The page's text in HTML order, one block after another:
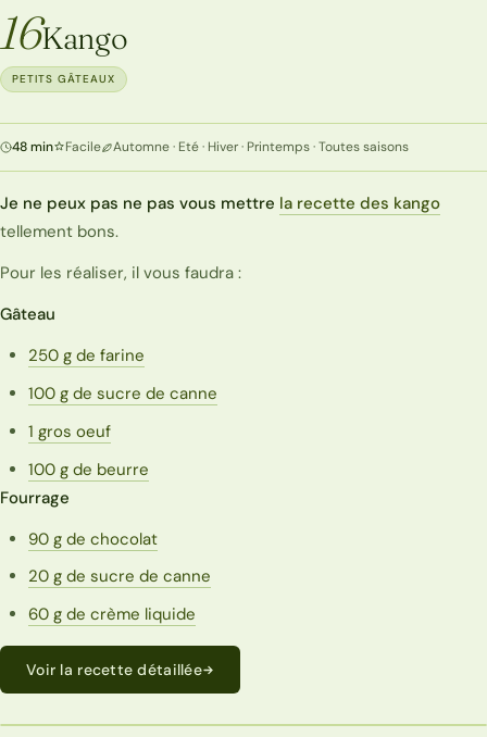
16Kango
PETITS GÂTEAUX
48 min Facile Automne · Eté · Hiver · Printemps · Toutes saisons
Je ne peux pas ne pas vous mettre la recette des kango
tellement bons.
Pour les réaliser, il vous faudra :
Gâteau
250 g de farine
100 g de sucre de canne
1 gros oeuf
100 g de beurre
Fourrage
90 g de chocolat
20 g de sucre de canne
60 g de crème liquide
Voir la recette détaillée